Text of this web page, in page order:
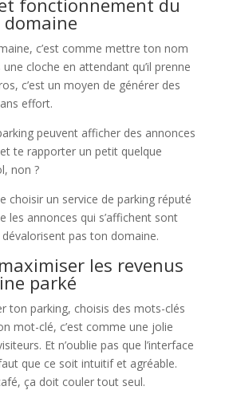
fonctionnement du
c’est comme mettre ton nom
cloche en attendant qu’il prenne
c’est un moyen de générer des
effort.
peuvent afficher des annonces
te rapporter un petit quelque
non ?
choisir un service de parking réputé
les annonces qui s’affichent sont
pas ton domaine.
les revenus
parké
ton parking, choisis des mots-clés
mot-clé, c’est comme une jolie
Et n’oublie pas que l’interface
que ce soit intuitif et agréable.
ça doit couler tout seul.